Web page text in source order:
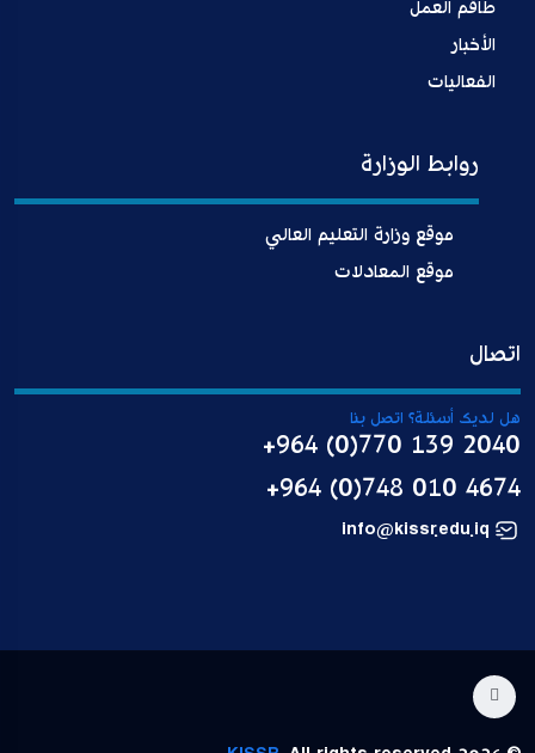
طاقم العمل
الأخبار
الفعاليات
روابط الوزارة
موقع وزارة التعليم العالي
موقع المعادلات
اتصال
هل لديك أسئلة؟ اتصل بنا
+964 (0)770 139 2040
+964 (0)748 010 4674
info@kissr.edu.iq